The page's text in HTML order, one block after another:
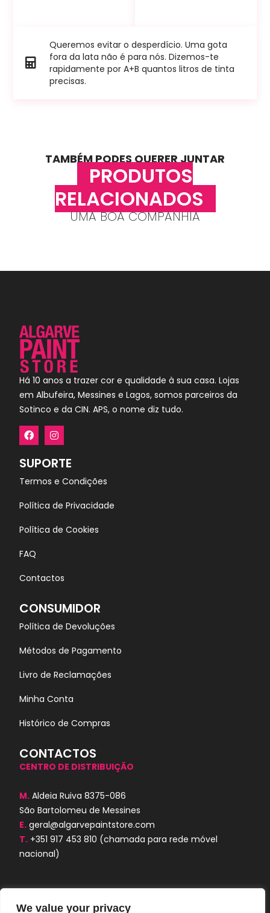
We value your privacy
Queremos evitar o desperdício. Uma gota
fora da lata não é para nós. Dizemos-te
rapidamente por A+B quantos litros de tinta
precisas.
TAMBÉM PODES QUERER JUNTAR
PRODUTOS
RELACIONADOS
UMA BOA COMPANHIA
Há 10 anos a trazer cor e qualidade à sua casa. Lojas
em Albufeira, Messines e Lagos, somos parceiros da
Sotinco e da CIN. APS, o nome diz tudo.
SUPORTE
Termos e Condições
Política de Privacidade
Política de Cookies
FAQ
Contactos
CONSUMIDOR
Política de Devoluções
Métodos de Pagamento
Livro de Reclamações
Minha Conta
Histórico de Compras
CONTACTOS
CENTRO DE DISTRIBUIÇÃO
M. Aldeia Ruiva 8375-086
São Bartolomeu de Messines
E. geral@algarvepaintstore.com
T. +351 917 453 810 (chamada para rede móvel
nacional)